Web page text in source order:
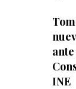
INE